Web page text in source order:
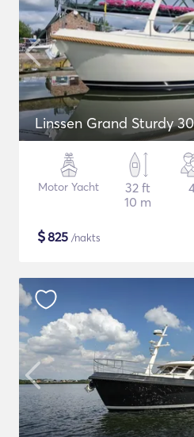
Linssen Grand Sturdy
Motor Yacht
32 ft
10 m
$825 /nakts